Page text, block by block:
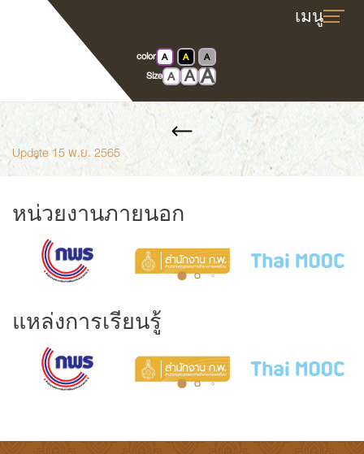
color A A
A
Size A A A
News release
Update 15 พ.ย. 2565
หน่วยงานภายนอก
แหล่งการเรียนรู้